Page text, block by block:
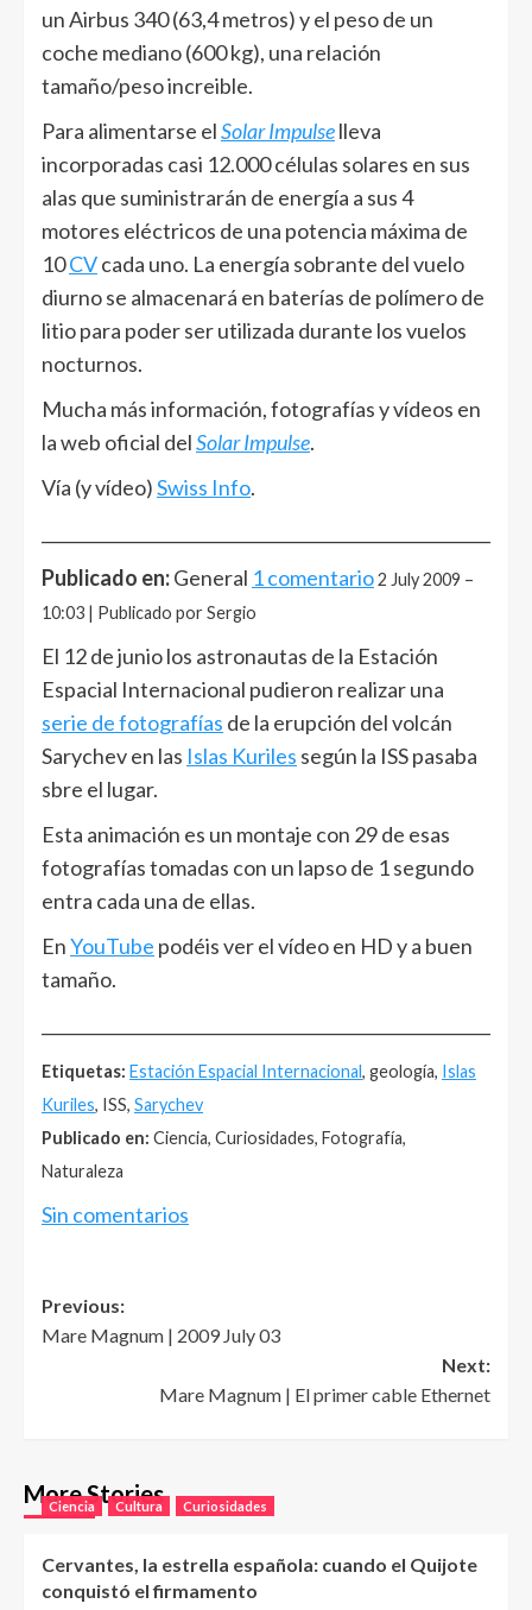
un Airbus 340 (63,4 metros) y el peso de un
coche mediano (600 kg), una relación
tamaño/peso increible.
Para alimentarse elSolar Impulselleva
incorporadas casi 12.000 células solares en sus
alas que suministrarán de energía a sus 4
motores eléctricos de una potencia máxima de
10CVcada uno. La energía sobrante del vuelo
diurno se almacenará en baterías de polímero de
litio para poder ser utilizada durante los vuelos
nocturnos.
Mucha más información, fotografías y vídeos en
la web oficial delSolar Impulse.
Vía (y vídeo)Swiss Info.
Publicado en:General 1 comentario2 July 2009 –
10:03 | Publicado por Sergio
El 12 de junio los astronautas de la Estación
Espacial Internacional pudieron realizar una
serie de fotografías de la erupción del volcán
Sarychev en las Islas Kuriles según la ISS pasaba
sbre el lugar.
Esta animación es un montaje con 29 de esas
fotografías tomadas con un lapso de 1 segundo
entra cada una de ellas.
EnYouTube podéis ver el vídeo en HD y a buen
tamaño.
Etiquetas: Estación Espacial Internacional, geología, Islas
Kuriles, ISS, Sarychev
Publicado en: Ciencia, Curiosidades, Fotografía,
Naturaleza
Sin comentarios
Post
navigation
Previous:
Mare Magnum | 2009 July 03
Next:
Mare Magnum | El primer cable Ethernet
More Stories
Ciencia Cultura Curiosidades
Cervantes, la estrella española: cuando el Quijote
conquistó el firmamento